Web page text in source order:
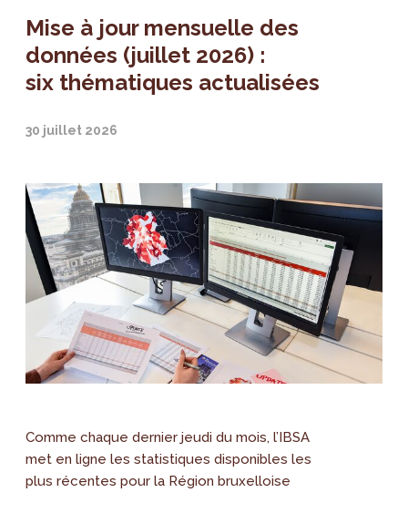
Mise à jour mensuelle des
données (juillet 2026) :
six thématiques actualisées
30 juillet 2026
Comme chaque dernier jeudi du mois, l’IBSA
met en ligne les statistiques disponibles les
plus récentes pour la Région bruxelloise